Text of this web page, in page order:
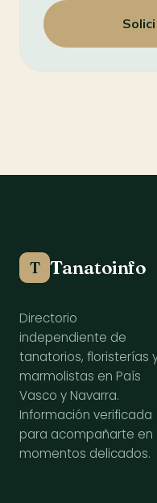
T Tanatoinfo
Directorio
independiente de
tanatorios, floristerías
marmolistas en País
Vasco y Navarra.
Información verificada
para acompañarte en
momentos delicados.